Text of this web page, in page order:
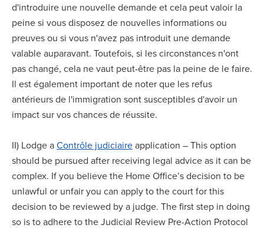
d'introduire une nouvelle demande et cela peut valoir la
peine si vous disposez de nouvelles informations ou
preuves ou si vous n'avez pas introduit une demande
valable auparavant. Toutefois, si les circonstances n'ont
pas changé, cela ne vaut peut-être pas la peine de le faire.
Il est également important de noter que les refus
antérieurs de l'immigration sont susceptibles d'avoir un
impact sur vos chances de réussite.
II) Lodge aContrôle judiciaireapplication – This option
should be pursued after receiving legal advice as it can be
complex. If you believe the Home Office’s decision to be
unlawful or unfair you can apply to the court for this
decision to be reviewed by a judge. The first step in doing
so is to adhere to the Judicial Review Pre-Action Protocol